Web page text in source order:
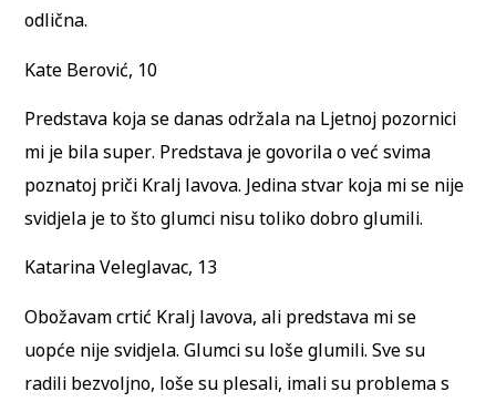
odlična.
Kate Berović, 10
Predstava koja se danas održala na Ljetnoj pozornici
mi je bila super. Predstava je govorila o već svima
poznatoj priči Kralj lavova. Jedina stvar koja mi se nije
svidjela je to što glumci nisu toliko dobro glumili.
Katarina Veleglavac, 13
Obožavam crtić Kralj lavova, ali predstava mi se
uopće nije svidjela. Glumci su loše glumili. Sve su
radili bezvoljno, loše su plesali, imali su problema s